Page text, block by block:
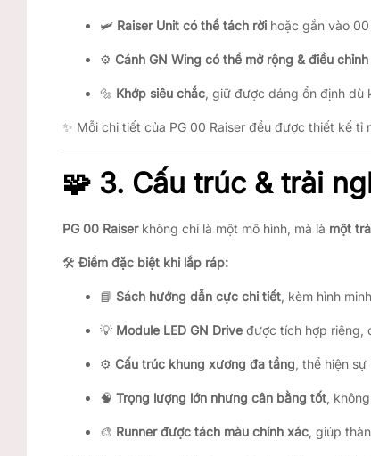
🛩️ Raiser Unit có thể tách rời hoặc gắn vào
⚙️ Cánh GN Wing có thể mở rộng & điều
🔩 Khớp siêu chắc, giữ được dáng ổn định dù
✨ Mỗi chi tiết của PG 00 Raiser đều được thiết kế
🧩 3. Cấu trúc & trải
PG 00 Raiserkhông chỉ là một mô hình, mà là một
🛠️ Điểm đặc biệt khi lắp ráp:
📘 Sách hướng dẫn cực chi tiết, kèm hình
💡 Module LED GN Drive được tích hợp riêng,
⚙️ Cấu trúc khung xương đa tầng, thể hiện
🧠 Trọng lượng lớn nhưng cân bằng tốt,
🎨 Runner được tách màu chính xác, giúp